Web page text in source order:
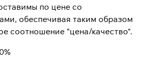
по цене со
обеспечивая таким образом
соотношение "цена/качество".